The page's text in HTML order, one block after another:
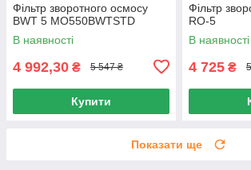
Фільтр зворотного осмосу
BWT 5 MO550BWTSTD
В наявності
4 992,30 ₴ 5 547 ₴
Купити
Фільтр
RO-5
В наявності
4 725 ₴
Показати ще